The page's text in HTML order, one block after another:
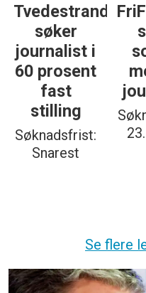
søker
journalist i
60 prosent
fast
stilling
Søknadsfrist:
Snarest
Se flere